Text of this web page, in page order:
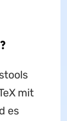
mit
es